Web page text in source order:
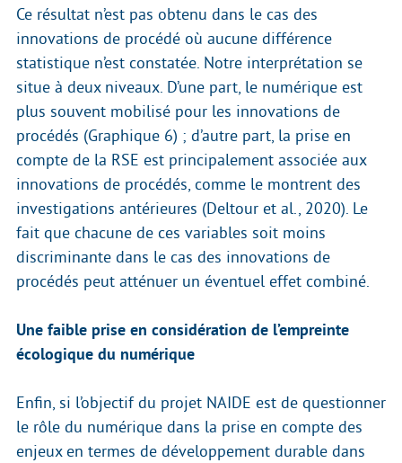
Ce résultat n’est pas obtenu dans le cas des
innovations de procédé où aucune différence
statistique n’est constatée. Notre interprétation se
situe à deux niveaux. D’une part, le numérique est
plus souvent mobilisé pour les innovations de
procédés (Graphique 6) ; d’autre part, la prise en
compte de la RSE est principalement associée aux
innovations de procédés, comme le montrent des
investigations antérieures (Deltour et al., 2020). Le
fait que chacune de ces variables soit moins
discriminante dans le cas des innovations de
procédés peut atténuer un éventuel effet combiné.
Une faible prise en considération de l’empreinte
écologique du numérique
Enfin, si l’objectif du projet NAIDE est de questionner
le rôle du numérique dans la prise en compte des
enjeux en termes de développement durable dans